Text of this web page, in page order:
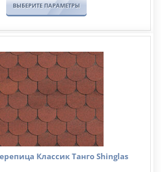
ВЫБЕРИТЕ ПАРАМЕТРЫ
Классик Танго Shinglas